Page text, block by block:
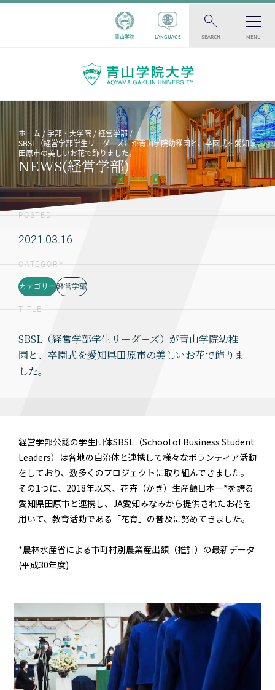
青山学院 LANGUAGE SEARCH MENU
ホーム 学部・大学院
経営学部
SBSL（経営学部学生リーダーズ）が青山学院幼稚園と、卒園式を愛知県
田原市の美しいお花で飾りました。
NEWS(経営学部)
POSTED
2021.03.16
CATEGORY
カテゴリー 経営学部
TITLE
SBSL（経営学部学生リーダーズ）が青山学院幼稚
園と、卒園式を愛知県田原市の美しいお花で飾りま
した。
経営学部公認の学生団体SBSL（School of Business Student
Leaders）は各地の自治体と連携して様々なボランティア活動
をしており、数多くのプロジェクトに取り組んできました。
その1つに、2018年以来、花卉（かき）生産額日本一*を誇る
愛知県田原市と連携し、JA愛知みなみから提供されたお花を
用いて、教育活動である「花育」の普及に努めてきました。
*農林水産省による市町村別農業産出額（推計）の最新データ
(平成30年度)